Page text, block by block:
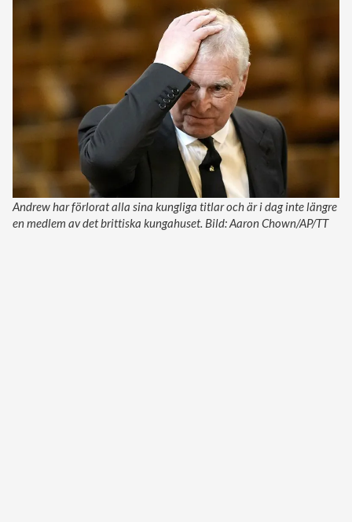
Andrew har förlorat alla sina kungliga titlar och är i dag inte längre
en medlem av det brittiska kungahuset. Bild: Aaron Chown/AP/TT